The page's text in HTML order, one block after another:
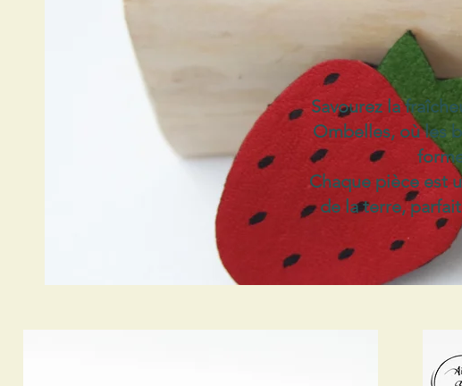
Savourez la
Ombelles, où les
Chaque pièce est
de la terre,